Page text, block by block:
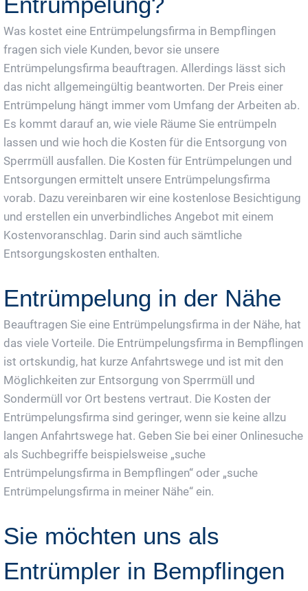
Was kostet eine Entrümpelungsfirma in Bempflingen
fragen sich viele Kunden, bevor sie unsere
Entrümpelungsfirma beauftragen. Allerdings lässt sich
das nicht allgemeingültig beantworten. Der Preis einer
Entrümpelung hängt immer vom Umfang der Arbeiten ab.
Es kommt darauf an, wie viele Räume Sie entrümpeln
lassen und wie hoch die Kosten für die Entsorgung von
Sperrmüll ausfallen. Die Kosten für Entrümpelungen und
Entsorgungen ermittelt unsere Entrümpelungsfirma
vorab. Dazu vereinbaren wir eine kostenlose Besichtigung
und erstellen ein unverbindliches Angebot mit einem
Kostenvoranschlag. Darin sind auch sämtliche
Entsorgungskosten enthalten.
Entrümpelung in der Nähe
Beauftragen Sie eine Entrümpelungsfirma in der Nähe, hat
das viele Vorteile. Die Entrümpelungsfirma in Bempflingen
ist ortskundig, hat kurze Anfahrtswege und ist mit den
Möglichkeiten zur Entsorgung von Sperrmüll und
Sondermüll vor Ort bestens vertraut. Die Kosten der
Entrümpelungsfirma sind geringer, wenn sie keine allzu
langen Anfahrtswege hat. Geben Sie bei einer Onlinesuche
als Suchbegriffe beispielsweise „suche
Entrümpelungsfirma in Bempflingen“ oder „suche
Entrümpelungsfirma in meiner Nähe“ ein.
Sie möchten uns als
Entrümpler in Bempflingen